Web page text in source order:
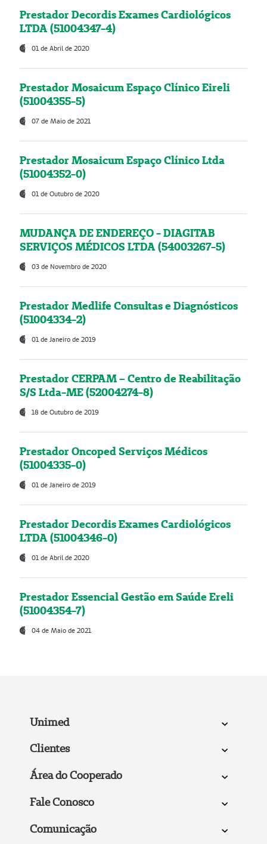
Prestador Decordis Exames Cardiológicos
LTDA (51004347-4)
01 de Abril de 2020
Prestador Mosaicum Espaço Clínico Eireli
(51004355-5)
07 de Maio de 2021
Prestador Mosaicum Espaço Clínico Ltda
(51004352-0)
01 de Outubro de 2020
MUDANÇA DE ENDEREÇO - DIAGITAB
SERVIÇOS MÉDICOS LTDA (54003267-5)
03 de Novembro de 2020
Prestador Medlife Consultas e Diagnósticos
(51004334-2)
01 de Janeiro de 2019
Prestador CERPAM – Centro de Reabilitação
S/S Ltda-ME (52004274-8)
18 de Outubro de 2019
Prestador Oncoped Serviços Médicos
(51004335-0)
01 de Janeiro de 2019
Prestador Decordis Exames Cardiológicos
LTDA (51004346-0)
01 de Abril de 2020
Prestador Essencial Gestão em Saúde Ereli
(51004354-7)
04 de Maio de 2021
Unimed
Clientes
Área do Cooperado
Fale Conosco
Comunicação